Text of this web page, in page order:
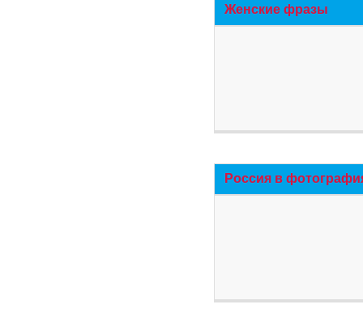
Женские фразы
Россия в